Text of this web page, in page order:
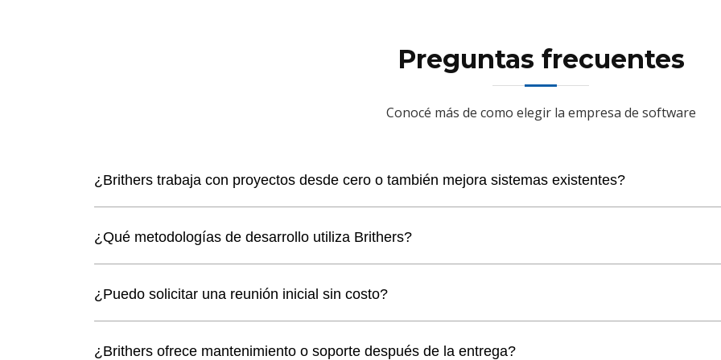
Preguntas frecuentes
Conocé más de como elegir la empresa de software
¿Brithers trabaja con proyectos desde cero o también mejora sistemas existentes?
rediseñar interfaces y mejorar la performance sin perder la información actual.
¿Qué metodologías de desarrollo utiliza Brithers?
continuos según las necesidades del cliente.
¿Puedo solicitar una reunión inicial sin costo?
antes de elaborar el presupuesto.
¿Brithers ofrece mantenimiento o soporte después de la entrega?